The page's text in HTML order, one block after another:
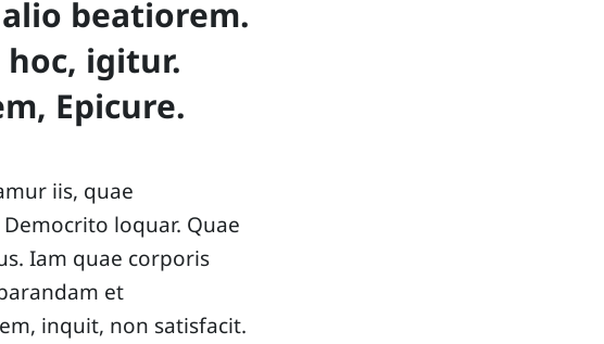
beatiorem.
igitur.
Epicure.
iis, quae
loquar. Quae
Iam quae corporis
et
inquit, non satisfacit.